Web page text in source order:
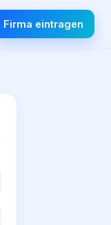
Firma eintragen